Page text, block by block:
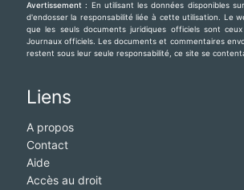
Avertissement : En utilisant les données disponibles
d'endosser la responsabilité liée à cette utilisation. Le
que les seuls documents juridiques officiels sont
Journaux officiels. Les documents et commentaires
restent sous leur seule responsabilité, ce site se
Liens
A propos
Contact
Aide
Accès au droit